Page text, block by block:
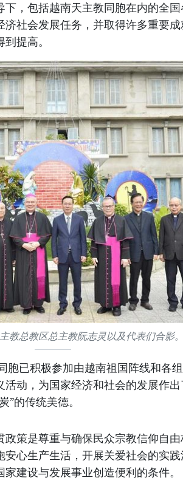
，包括越南天主教同胞在内的全
社会发展任务，并取得许多重要
提高。
教总教区总主教阮志灵以及代表们合影
胞已积极参加由越南祖国阵线和各
活动，为国家经济和社会的发展作
”的传统美德。
策是尊重与确保民众宗教信仰自
心生产生活，开展关爱社会的实
建设与发展事业创造便利的条件。